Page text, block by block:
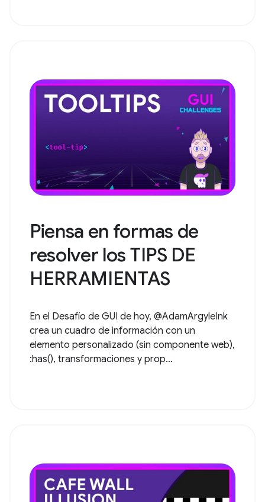
Piensa en formas de
resolver los TIPS DE
HERRAMIENTAS
En el Desafío de GUI de hoy, @AdamArgyleInk
crea un cuadro de información con un
elemento personalizado (sin componente web),
:has(), transformaciones y prop...